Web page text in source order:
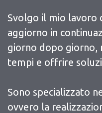
Svolgo il mio lavoro
aggiorno in
giorno dopo giorno,
tempi e offrire
Sono specializzato
ovvero la